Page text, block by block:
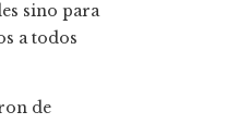
sino para
a todos
de